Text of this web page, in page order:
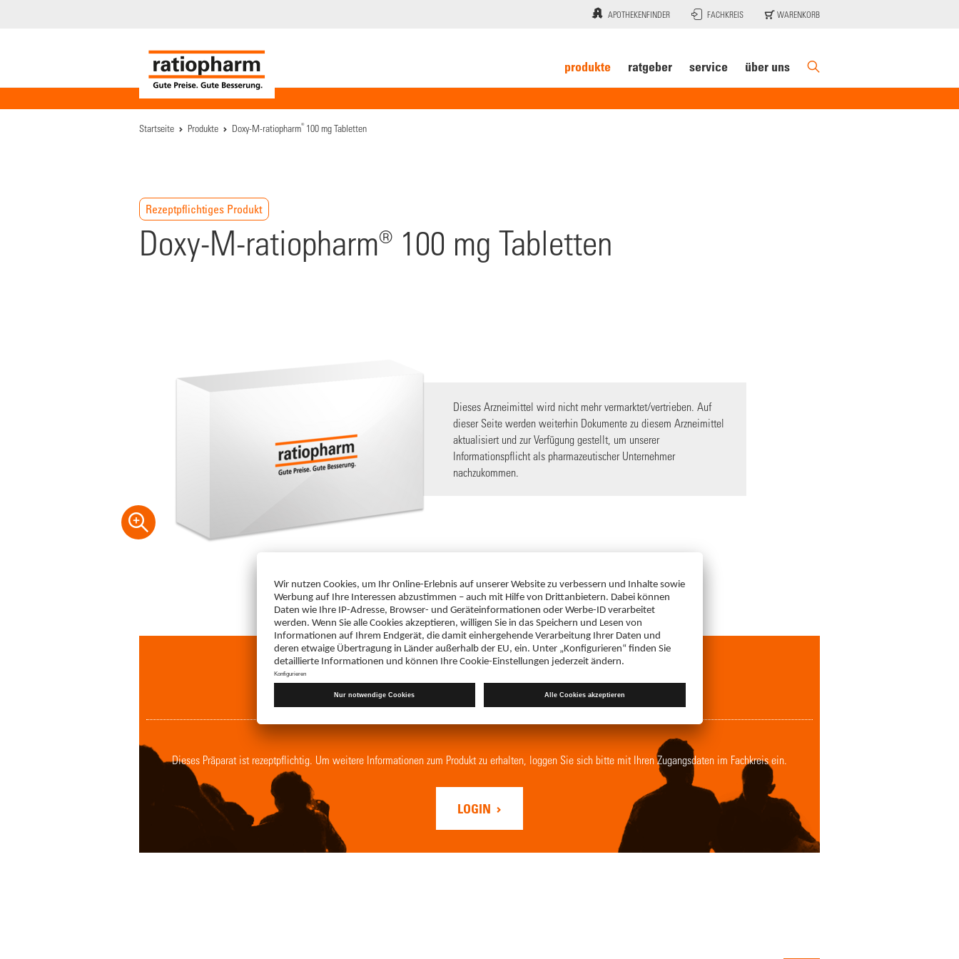
APOTHEKENFINDER FACHKREIS WARENKORB
produkte ratgeber service über uns
Startseite Produkte Doxy-M-ratiopharm®100 mg Tabletten
Rezeptpflichtiges Produkt
Doxy-M-ratiopharm® 100 mg Tabletten
Dieses Arzneimittel wird nicht mehr vermarktet/vertrieben. Auf
dieser Seite werden weiterhin Dokumente zu diesem Arzneimittel
aktualisiert und zur Verfügung gestellt, um unserer
Informationspflicht als pharmazeutischer Unternehmer
nachzukommen.
Fachkreis Login
Dieses Präparat ist rezeptpflichtig. Um weitere Informationen zum Produkt zu erhalten, loggen Sie sich bitte mit Ihren Zugangsdaten im Fachkreis ein.
LOGIN